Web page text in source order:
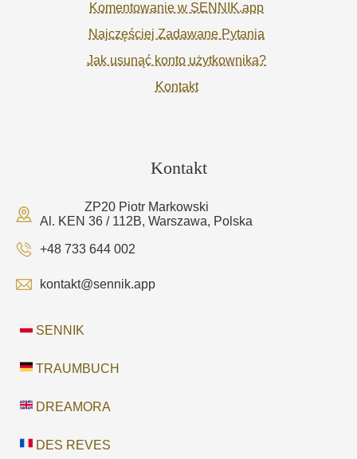
Komentowanie w SENNIK.app
Najczęściej Zadawane Pytania
Jak usunąć konto użytkownika?
Kontakt
Kontakt
ZP20 Piotr Markowski
Al. KEN 36 / 112B, Warszawa, Polska
+48 733 644 002
kontakt@sennik.app
SENNIK
TRAUMBUCH
DREAMORA
DES REVES